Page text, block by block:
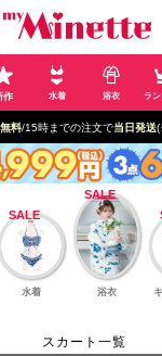
作 水着 浴衣 ラ
料/15時までの注文で当日発送
水着 浴衣
スカート一覧